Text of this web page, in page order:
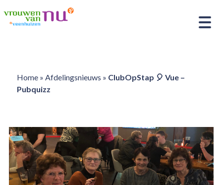
Home» Afdelingsnieuws » ClubOpStap 🎈 Vue –
Pubquizz